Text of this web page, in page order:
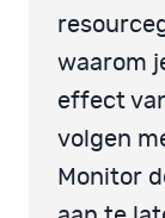
waarom
effect
volgen
Monitor